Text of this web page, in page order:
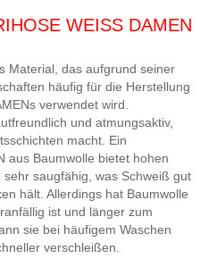
WEISS DAMEN
Material, das aufgrund seiner
häufig für die Herstellung
verwendet wird.
und atmungsaktiv,
macht. Ein
aus Baumwolle bietet hohen
saugfähig, was Schweiß gut
hält. Allerdings hat Baumwolle
ist und länger zum
sie bei häufigem Waschen
verschleißen.